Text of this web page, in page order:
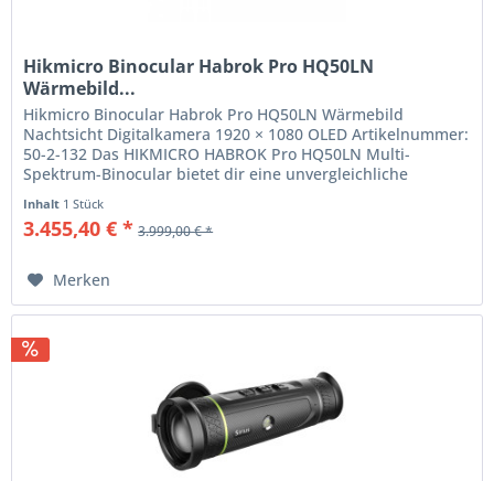
Hikmicro Binocular Habrok Pro HQ50LN
Wärmebild...
Hikmicro Binocular Habrok Pro HQ50LN Wärmebild
Nachtsicht Digitalkamera 1920 × 1080 OLED Artikelnummer:
50-2-132 Das HIKMICRO HABROK Pro HQ50LN Multi-
Spektrum-Binocular bietet dir eine unvergleichliche
Inhalt 1 Stück
3.455,40 € * 3.999,00 € *
Merken